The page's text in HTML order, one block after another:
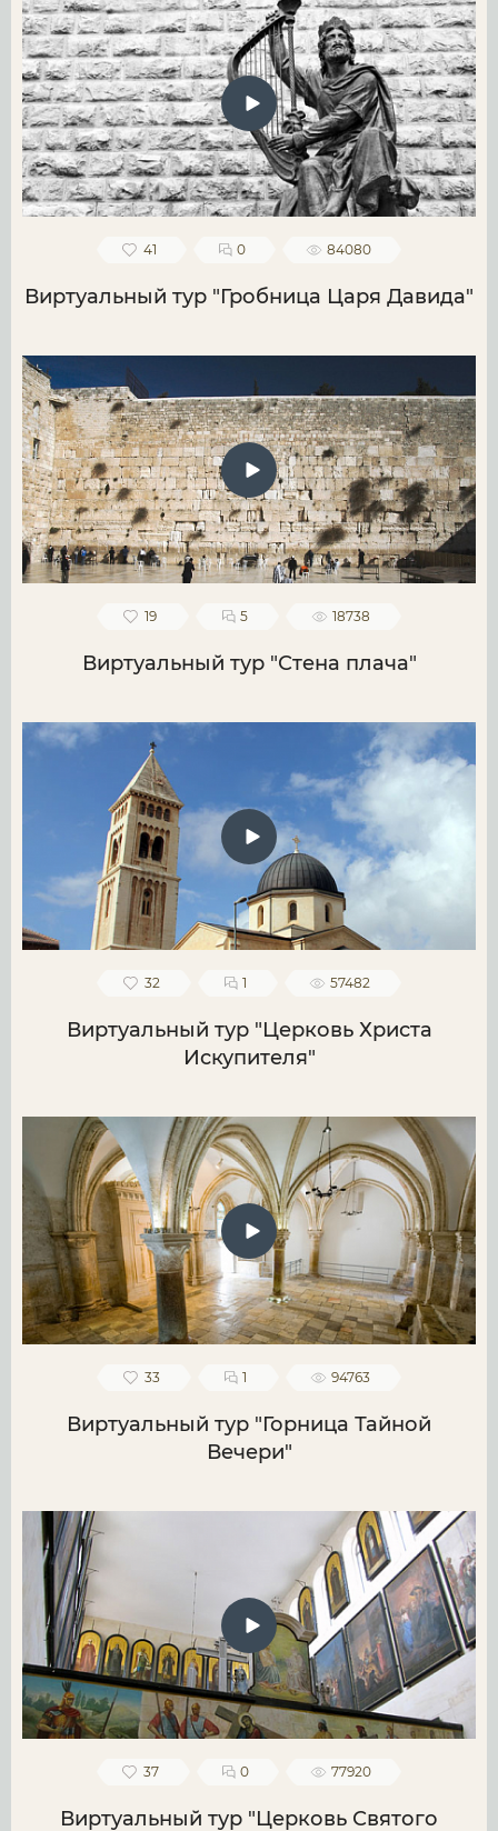
41 0 84080
Виртуальный тур "Гробница Царя Давида"
19 5 18738
Виртуальный тур "Стена плача"
32 1 57482
Виртуальный тур "Церковь Христа
Искупителя"
33 1 94763
Виртуальный тур "Горница Тайной
Вечери"
37 0 77920
Виртуальный тур "Церковь Святого